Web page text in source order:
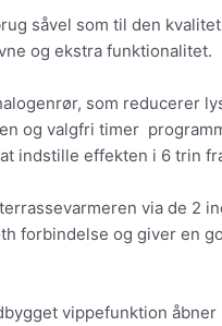
såvel som til den
og ekstra funktionalitet.
som reducerer
og valgfri timer
indstille effekten i 6 trin
via de 2
forbindelse og giver en
vippefunktion